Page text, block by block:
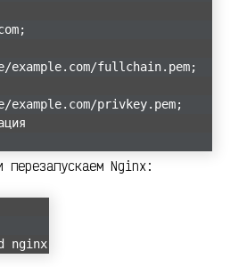
fullchain.pem;
privkey.pem;
перезапускаем Nginx:
nginx